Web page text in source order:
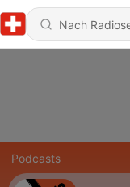
Podcasts